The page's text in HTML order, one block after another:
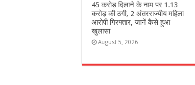
45 करोड़ दिलाने के नाम पर 1.13
करोड़ की ठगी, 2 अंतरराज्यीय महिला
आरोपी गिरफ्तार, जानें कैसे हुआ
खुलासा
August 5, 2026